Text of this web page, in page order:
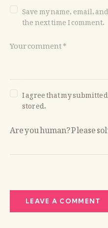
Save my name, email,
the next time I comment.
I agree that my
stored.
Are you human? Please